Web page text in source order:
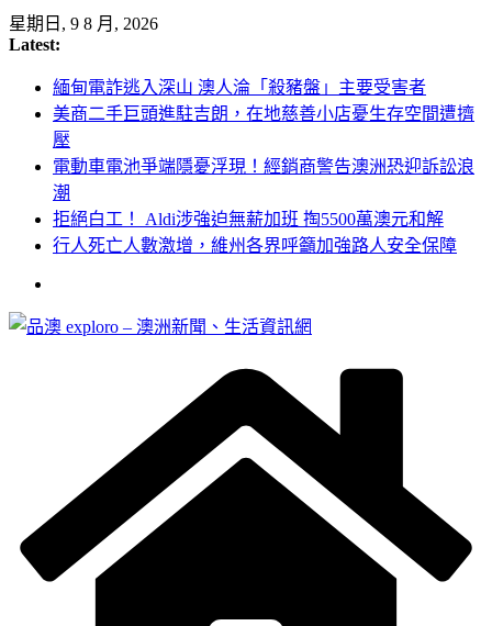
Skip
to
content
星期日, 9 8 月, 2026
Latest:
緬甸電詐逃入深山 澳人淪「殺豬盤」主要受害者
美商二手巨頭進駐吉朗，在地慈善小店憂生存空間遭擠
壓
電動車電池爭端隱憂浮現！經銷商警告澳洲恐迎訴訟浪
潮
拒絕白工！ Aldi涉強迫無薪加班 掏5500萬澳元和解
行人死亡人數激增，維州各界呼籲加強路人安全保障